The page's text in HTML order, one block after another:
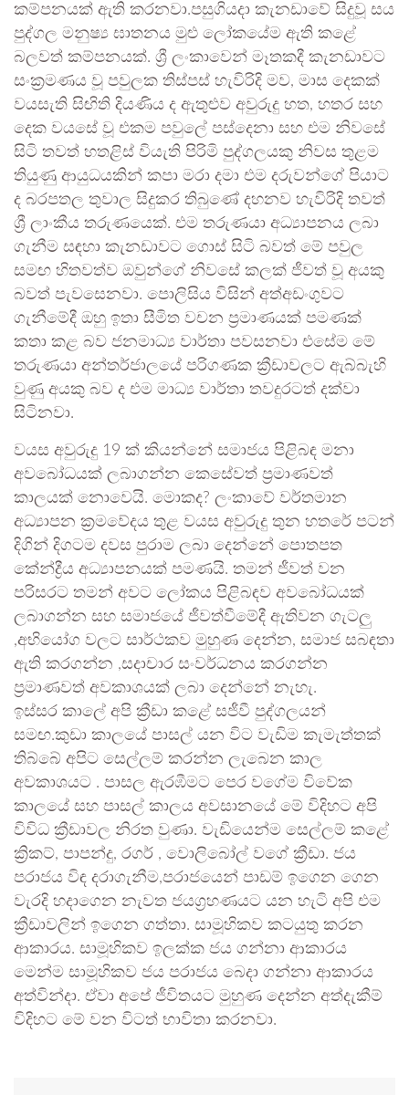
කම්පනයක් ඇති කරනවා.පසුගියදා කැනඩාවේ සිදුවූ සය
පුද්ගල මනුෂ්‍ය ඝාතනය මුළු ලෝකයේම ඇති කළේ
බලවත් කම්පනයක්. ශ්‍රී ලංකාවෙන් මෑතකදී කැනඩාවට
සංක්‍රමණය වූ පවුලක තිස්පස් හැවිරිදි මව, මාස දෙකක්
වයසැති සිඟිති දියණිය ද ඇතුළුව අවුරුදු හත, හතර සහ
දෙක වයසේ වූ එකම පවුලේ පස්දෙනා සහ එම නිවසේ
සිටි තවත් හතළිස් වියැති පිරිමි පුද්ගලයකු නිවස තුළම
තියුණු ආයුධයකින් කපා මරා දමා එම දරුවන්ගේ පියාට
ද බරපතල තුවාල සිදුකර තිබුණේ දහනව හැවිරිදි තවත්
ශ්‍රී ලාංකීය තරුණයෙක්. එම තරුණයා අධ්‍යාපනය ලබා
ගැනීම සඳහා කැනඩාවට ගොස් සිටි බවත් මේ පවුල
සමඟ හිතවත්ව ඔවුන්ගේ නිවසේ කලක් ජීවත් වූ අයකු
බවත් පැවසෙනවා. පොලිසිය විසින් අත්අඩංගුවට
ගැනීමේදී ඔහු ඉතා සීමිත වචන ප්‍රමාණයක් පමණක්
කතා කළ බව ජනමාධ්‍ය වාර්තා පවසනවා එසේම මේ
තරුණයා අන්තර්ජාලයේ පරිගණක ක්‍රීඩාවලට ඇබ්බැහි
වුණු අයකු බව ද එම මාධ්‍ය වාර්තා තවදුරටත් දක්වා
සිටිනවා.
වයස අවුරුදු 19 ක් කියන්නේ සමාජය පිළිබඳ මනා
අවබෝධයක් ලබාගන්න කෙසේවත් ප්‍රමාණවත්
කාලයක් නොවෙයි. මොකද? ලංකාවේ වර්තමාන
අධ්‍යාපන ක්‍රමවේදය තුළ වයස අවුරුදු තුන හතරේ පටන්
දිගින් දිගටම දවස පුරාම ලබා දෙන්නේ පොතපත
කේන්ද්‍රීය අධ්‍යාපනයක් පමණයි. තමන් ජීවත් වන
පරිසරට තමන් අවට ලෝකය පිළිබඳව අවබෝධයක්
ලබාගන්න සහ සමාජයේ ජීවත්වීමේදී ඇතිවන ගැටලු
,අභියෝග වලට සාර්ථකව මුහුණ දෙන්න, සමාජ සබඳතා
ඇති කරගන්න ,සදාචාර සංවර්ධනය කරගන්න
ප්‍රමාණවත් අවකාශයක් ලබා දෙන්නේ නැහැ.
ඉස්සර කාලේ අපි ක්‍රීඩා කළේ සජීවී පුද්ගලයන්
සමඟ.කුඩා කාලයේ පාසල් යන විට වැඩිම කැමැත්තක්
තිබ්බේ අපිට සෙල්ලම් කරන්න ලැබෙන කාල
අවකාශයට . පාසල ඇරඹීමට පෙර වගේම විවේක
කාලයේ සහ පාසල් කාලය අවසානයේ මේ විදිහට අපි
විවිධ ක්‍රීඩාවල නිරත වුණා. වැඩියෙන්ම සෙල්ලම් කළේ
ක්‍රිකට්, පාපන්දු, රගර් , වොලිබෝල් වගේ ක්‍රීඩා. ජය
පරාජය විඳ දරාගැනීම,පරාජයෙන් පාඩම් ඉගෙන ගෙන
වැරදි හදාගෙන නැවත ජයග්‍රහණයට යන හැටි අපි එම
ක්‍රීඩාවලින් ඉගෙන ගත්තා. සාමූහිකව කටයුතු කරන
ආකාරය. සාමූහිකව ඉලක්ක ජය ගන්නා ආකාරය
මෙන්ම සාමූහිකව ජය පරාජය බෙදා ගන්නා ආකාරය
අත්වින්දා. ඒවා අපේ ජීවිතයට මුහුණ දෙන්න අත්දැකීම්
විදිහට මේ වන විටත් භාවිතා කරනවා.